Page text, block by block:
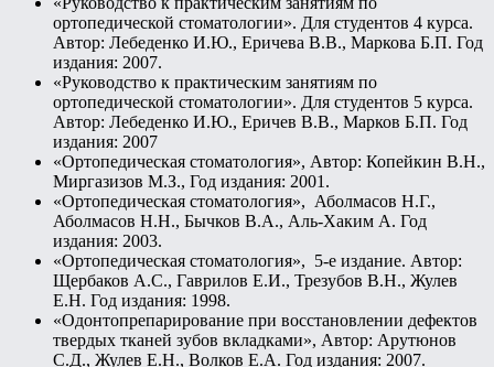
ортопедической стоматологии». Для студентов 4 курса.
Автор: Лебеденко И.Ю., Еричева В.В., Маркова Б.П. Год
издания: 2007.
«Руководство к практическим занятиям по
ортопедической стоматологии». Для студентов 5 курса.
Автор: Лебеденко И.Ю., Еричев В.В., Марков Б.П. Год
издания: 2007
«Ортопедическая стоматология», Автор: Копейкин В.Н.,
Миргазизов М.З., Год издания: 2001.
«Ортопедическая стоматология», Аболмасов Н.Г.,
Аболмасов Н.Н., Бычков В.А., Аль-Хаким А. Год
издания: 2003.
«Ортопедическая стоматология», 5-е издание. Автор:
Щербаков А.С., Гаврилов Е.И., Трезубов В.Н., Жулев
Е.Н. Год издания: 1998.
«Одонтопрепарирование при восстановлении дефектов
твердых тканей зубов вкладками», Автор: Арутюнов
С.Д., Жулев Е.Н., Волков Е.А. Год издания: 2007.